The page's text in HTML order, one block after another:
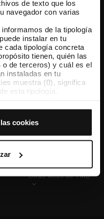
de texto que los
navegador con varias
informamos de la tipología
instalar en tu
cada tipología concreta
tienen, quién las
de terceros) y cuál es el
instaladas en tu
muestra (0), significa
esta tipología.
en tu navegador.
si quieres que se
clase.
preferencias, debes
Así se instalarán
selecciones las cookies
recordar tus
el idioma) y mejoran tu
cookies
billetes
Otras webs de TMB